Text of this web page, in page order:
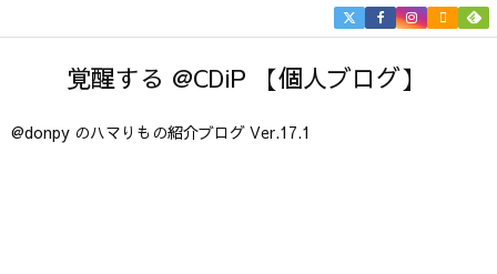
覚醒する @CDiP 【個人ブログ】
@donpy のハマりもの紹介ブログ Ver.17.1

